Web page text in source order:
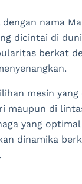
nama
dicintai di
berkat
mesin
maupun di
yang
dinamika